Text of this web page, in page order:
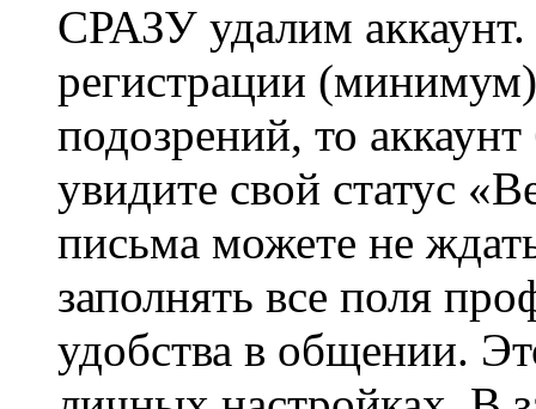
СРАЗУ удалим
регистрации
подозрений, то
увидите свой статус
письма можете не
заполнять все поля
удобства в общении.